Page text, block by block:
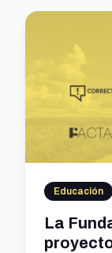
Educación
La